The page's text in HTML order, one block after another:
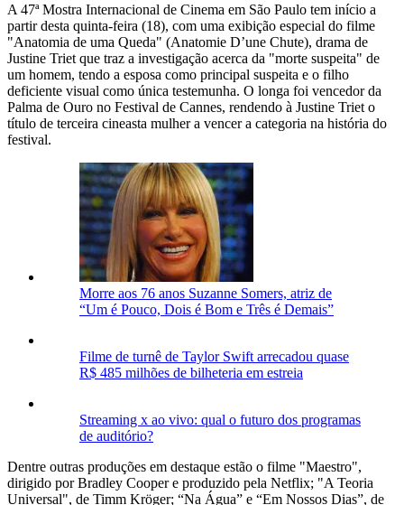
A 47ª Mostra Internacional de Cinema em São Paulo tem início a
partir desta quinta-feira (18), com uma exibição especial do filme
"Anatomia de uma Queda" (Anatomie D’une Chute), drama de
Justine Triet que traz a investigação acerca da "morte suspeita" de
um homem, tendo a esposa como principal suspeita e o filho
deficiente visual como única testemunha. O longa foi vencedor da
Palma de Ouro no Festival de Cannes, rendendo à Justine Triet o
título de terceira cineasta mulher a vencer a categoria na história do
festival.
Morre aos 76 anos Suzanne Somers, atriz de
“Um é Pouco, Dois é Bom e Três é Demais”
Filme de turnê de Taylor Swift arrecadou quase
R$ 485 milhões de bilheteria em estreia
Streaming x ao vivo: qual o futuro dos programas
de auditório?
Dentre outras produções em destaque estão o filme "Maestro",
dirigido por Bradley Cooper e produzido pela Netflix; "A Teoria
Universal", de Timm Kröger; “Na Água” e “Em Nossos Dias”, de